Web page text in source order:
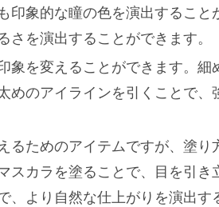
印象的な瞳の色を演出すること
を演出することができます。
象を変えることができます。細
めのアイラインを引くことで、
るためのアイテムですが、塗り
スカラを塗ることで、目を引き
、より自然な仕上がりを演出す